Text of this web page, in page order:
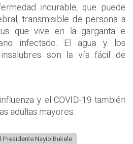
incurable, que puede
transmisible de persona a
que vive en la garganta e
infectado. El agua y los
son la vía fácil de
y el COVID-19 también
adultas mayores.
Presidente Nayib Bukele